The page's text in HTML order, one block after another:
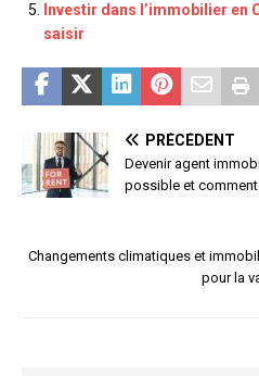
Investir dans l’immobilier en
saisir
PRÉCÉDENT
Devenir agent
possible et comment
Changements climatiques et
pour la